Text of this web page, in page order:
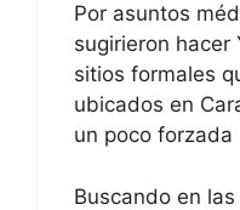
Por asuntos
sugirieron hacer
sitios formales
ubicados en
un poco
Buscando en